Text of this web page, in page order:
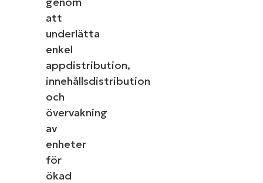
att
underlätta
enkel
appdistribution,
innehållsdistribution
och
övervakning
av
enheter
för
ökad